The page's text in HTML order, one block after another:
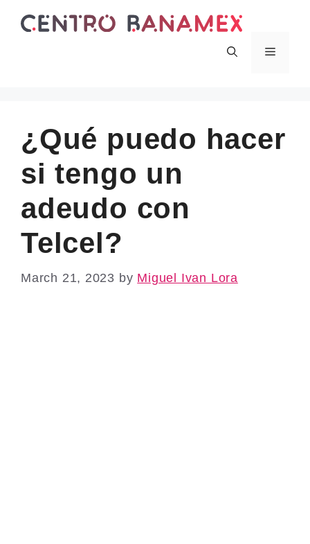
Menu
¿Qué puedo hacer
si tengo un
adeudo con
Telcel?
March 21, 2023 by Miguel Ivan Lora